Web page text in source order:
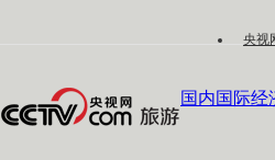
央视
国内国际经